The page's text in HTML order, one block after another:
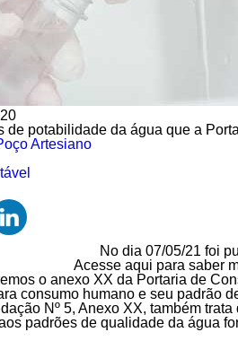
de potabilidade da água que a
Artesiano
No dia 07/05/21 foi
Acesse aqui para saber
o anexo XX da Portaria de
consumo humano e seu padrão
Nº 5, Anexo XX, também
padrões de qualidade da água